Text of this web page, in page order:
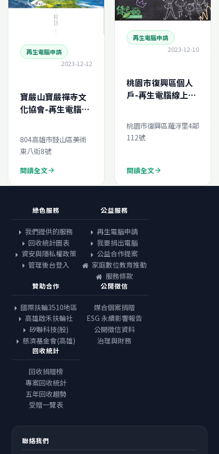
再生電腦申請
2023-12-12
寶嚴山寶嚴禪寺文
化協會-再生電腦線
804高雄市鼓山區美術
東八街8號
閱讀全文arrow_forward
再生電腦申請
2023-12-10
桃園市復興區個人
戶-再生電腦線上申
桃園市復興區羅浮里4鄰
112號
閱讀全文arrow_forward
綠色服務
我們提供的服務
回收統計圖表
資安與隱私權政策
管理後台登入
公益服務
再生電腦申請
我要捐出電腦
公益合作提案
家庭數位教育推動
服務條款
贊助合作
國際扶輪3510地區
高雄啟禾扶輪社
矽聯科技(股)
慈濟基金會(高雄)
公開徵信
媒合個案捐贈
ESG 永續影響報告
公開徵信資料
治理與財務
回收統計
回收捐贈榜
專案回收統計
五年回收趨勢
受贈一覽表
聯絡我們